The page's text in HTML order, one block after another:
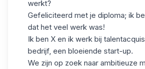
werkt?
Gefeliciteerd met je diploma; ik
dat het veel werk was!
Ik ben X en ik werk bij
bedrijf, een bloeiende start-up.
We zijn op zoek naar ambitieuze